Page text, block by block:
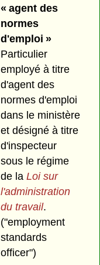
« agent des
normes
d'emploi »
Particulier
employé à titre
d'agent des
normes d'emploi
dans le ministère
et désigné à titre
d'inspecteur
sous le régime
de la Loi sur
l'administration
du travail.
("employment
standards
officer")